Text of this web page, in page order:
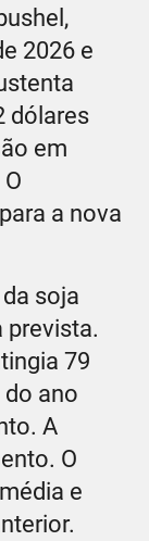
2026 e
dólares
em
a nova
soja
prevista.
79
ano
A
O
e